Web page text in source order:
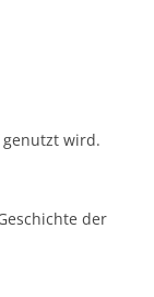
wird.
der